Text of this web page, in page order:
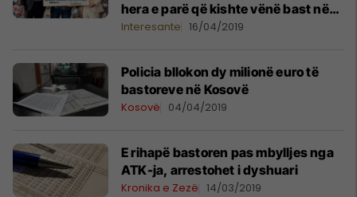
hera e parë që kishte vënë bast në
sport
Interesante 16/04/2019
Policia bllokon dy milionë euro të
bastoreve në Kosovë
Kosovë 04/04/2019
E rihapë bastoren pas mbylljes nga
ATK-ja, arrestohet i dyshuari
Kronika e Zezë 14/03/2019